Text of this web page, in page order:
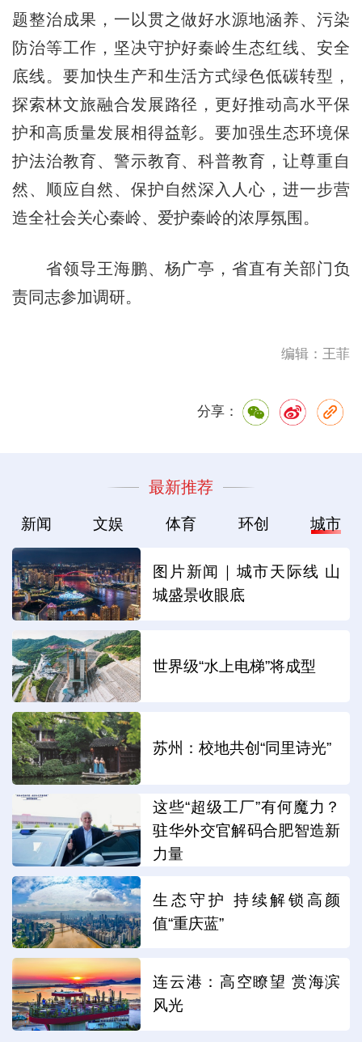
题整治成果，一以贯之做好水源地涵养、污染
防治等工作，坚决守护好秦岭生态红线、安全
底线。要加快生产和生活方式绿色低碳转型，
探索林文旅融合发展路径，更好推动高水平保
护和高质量发展相得益彰。要加强生态环境保
护法治教育、警示教育、科普教育，让尊重自
然、顺应自然、保护自然深入人心，进一步营
造全社会关心秦岭、爱护秦岭的浓厚氛围。
省领导王海鹏、杨广亭，省直有关部门负
责同志参加调研。
编辑：王菲
分享：
最新推荐
新闻 文娱 体育 环创 城市
图片新闻｜城市天际线 山
城盛景收眼底
世界级“水上电梯”将成型
苏州：校地共创“同里诗光”
这些“超级工厂”有何魔力？
驻华外交官解码合肥智造新
力量
生态守护 持续解锁高颜
值“重庆蓝”
连云港：高空瞭望 赏海滨
风光